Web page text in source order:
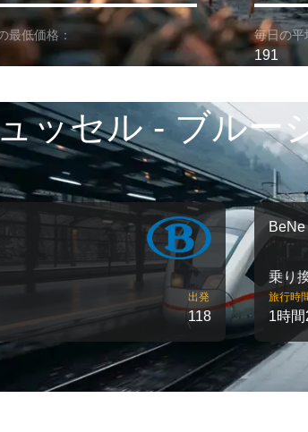
最低価格： 毎日の平
191
ッセル - ブルー
出発
118
BeNe
乗り
旅行時
1時